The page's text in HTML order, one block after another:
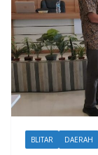
BLITAR DAERAH